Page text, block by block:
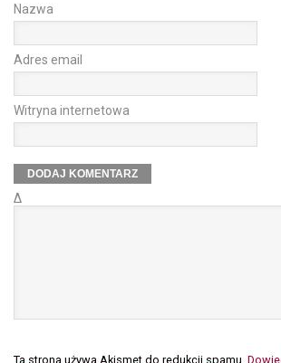
Nazwa
Adres email
Witryna internetowa
Δ
Ta strona używa Akismet do redukcji spamu.